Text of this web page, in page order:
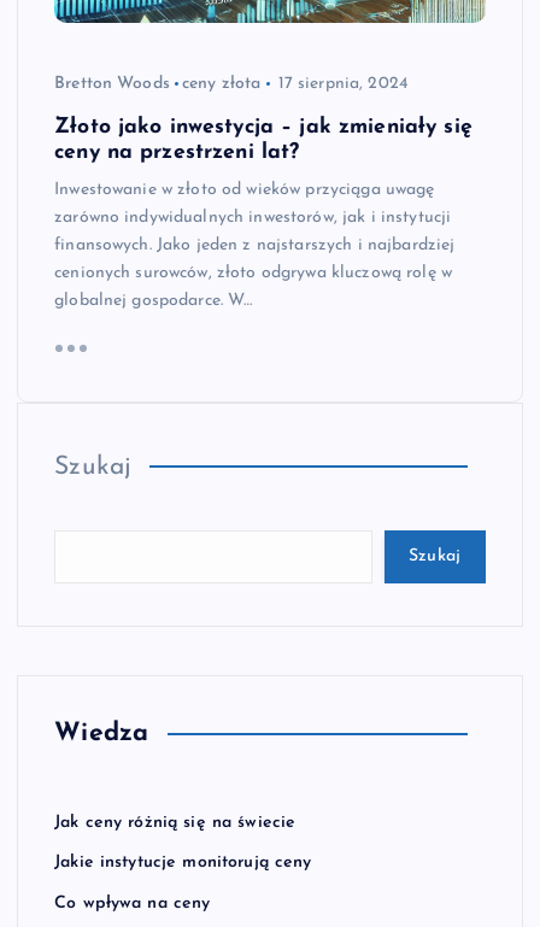
Bretton Woods ceny złota 17 sierpnia, 2024
Złoto jako inwestycja – jak zmieniały się
ceny na przestrzeni lat?
Inwestowanie w złoto od wieków przyciąga uwagę
zarówno indywidualnych inwestorów, jak i instytucji
finansowych. Jako jeden z najstarszych i najbardziej
cenionych surowców, złoto odgrywa kluczową rolę w
globalnej gospodarce. W…
Szukaj
Szukaj
Wiedza
Jak ceny różnią się na świecie
Jakie instytucje monitorują ceny
Co wpływa na ceny